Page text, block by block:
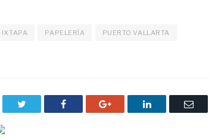
IXTAPA PAPELERÍA PUERTO VALLARTA
Facebook Google+ LinkedIn
Correo